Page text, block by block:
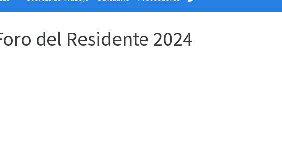
del Residente 2024